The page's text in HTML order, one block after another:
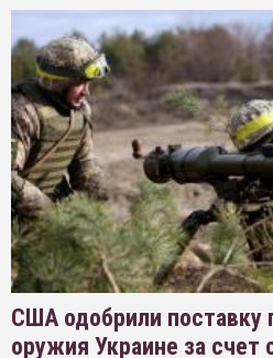
США одобрили поставку
оружия Украине за счет